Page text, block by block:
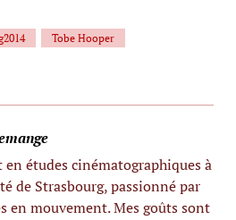
Tobe Hooper
études cinématographiques à
de Strasbourg, passionné par
en mouvement. Mes goûts sont